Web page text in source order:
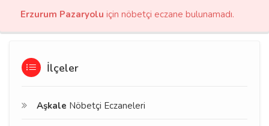
Erzurum Pazaryolu için nöbetçi eczane bulunamadı.
İlçeler
Aşkale Nöbetçi Eczaneleri